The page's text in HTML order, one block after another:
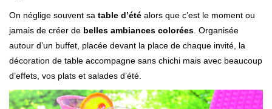
On néglige souvent sa table d’été alors que c’est le moment ou
jamais de créer de belles ambiances colorées. Organisée
autour d’un buffet, placée devant la place de chaque invité, la
décoration de table accompagne sans chichi mais avec beaucoup
d’effets, vos plats et salades d’été.